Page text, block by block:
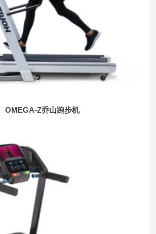
OMEGA-Z乔山跑步机